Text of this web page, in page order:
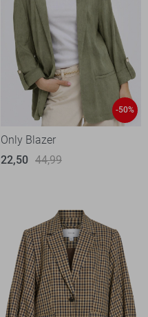
-50%
Only Blazer
22,50 44,99